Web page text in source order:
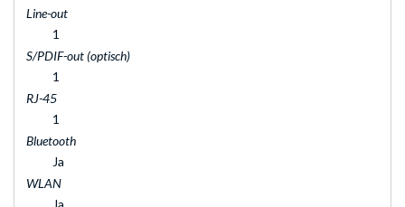
Line-out
1
S/PDIF-out (optisch)
1
RJ-45
1
Bluetooth
Ja
WLAN
Ja